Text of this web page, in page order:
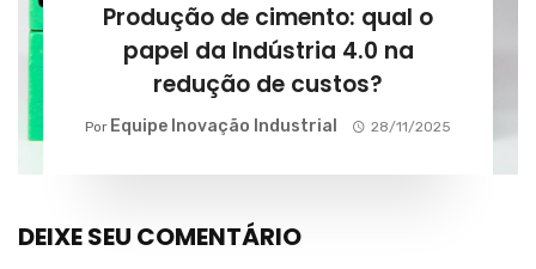
Produção de cimento: qual o
papel da Indústria 4.0 na
redução de custos?
Por Equipe Inovação Industrial 28/11/2025
DEIXE SEU COMENTÁRIO